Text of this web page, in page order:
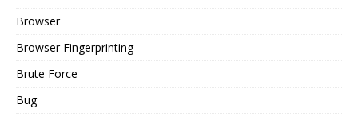
Browser
Browser Fingerprinting
Brute Force
Bug